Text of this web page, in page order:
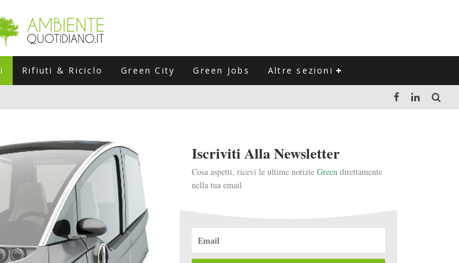
Rifiuti & Riciclo Green City Green Jobs Altre sezioni
L’ESTATE (E LA GUIDA PRATICA PER EVITARLI)
"PLUG & PLAY" CHE STA CONQUISTANDO L'ITALIA
Iscriviti Alla Newsletter
Cosa aspetti, ricevi le ultime notizie Green direttamente
nella tua email